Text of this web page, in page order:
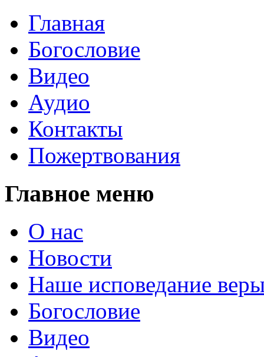
Главная
Богословие
Видео
Аудио
Контакты
Пожертвования
Главное меню
О нас
Новости
Наше исповедание
Богословие
Видео